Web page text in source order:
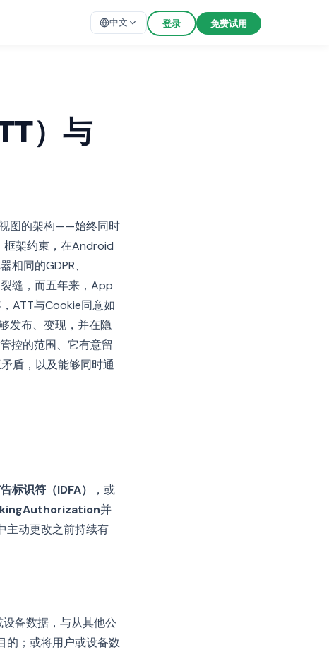
中文 登录 免费试用
）与
图的架构——始终同时
框架约束，在Android
同的GDPR、
缝，而五年来，App
ATT与Cookie同意如
发布、变现，并在隐
控的范围、它有意留
盾，以及能够同时通
标识符（IDFA）
，或
并
主动更改之前持续有
备数据，与从其他公
的；或将用户或设备数